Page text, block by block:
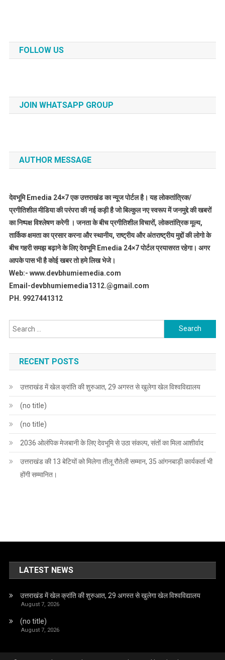
FOLLOW US
JOIN WHATSAPP GROUP
AUTHOR MESSAGE
देवभूमि Emedia 24×7 एक उत्तराखंड का न्यूज पोर्टल है। यह लोकतांत्रिक/
प्रगीतिशील मीडिया की परंपरा की नई कड़ी है जो बिल्कुल नए स्वरूप में जनमुद्दे की खबरों
का निष्पक्ष विश्लेषण करेगी । जनता के बीच प्रगीतिशील विचारों, लोकतांत्रिक मूल्य,
तार्किक क्षमता का प्रसार करना और स्थानीय, राष्ट्रीय और अंतराष्ट्रीय मुद्दों की लोगो के
बीच गहरी समझ बढ़ाने के लिए देवभूमि Emedia 24×7 पोर्टल प्रयासरत रहेगा। अगर
आपके पास भी है कोई खबर तो हमे लिख भेजे।
Web:- www.devbhumiemedia.com
Email-devbhumiemedia1312.@gmail.com
PH. 9927441312
Search
for:
RECENT POSTS
उत्तराखंड में खेल क्रांति की शुरुआत, 29 अगस्त से खुलेगा खेल विश्वविद्यालय
(no title)
(no title)
2036 ओलंपिक मेजबानी के लिए देवभूमि से उठा संकल्प, संतों का मिला आशीर्वाद
उत्तराखंड की 13 बेटियों को मिलेगा तीलू रौतेली सम्मान, 35 आंगनबाड़ी कार्यकर्ता भी
होंगी सम्मानित।
LATEST NEWS
उत्तराखंड में खेल क्रांति की शुरुआत, 29 अगस्त से खुलेगा खेल विश्वविद्यालय
August 7, 2026
(no title)
August 7, 2026